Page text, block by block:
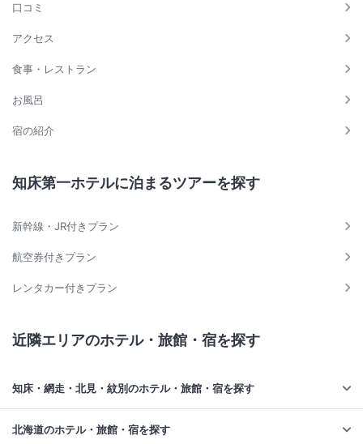
口コミ
アクセス
食事・レストラン
お風呂
宿の紹介
知床第一ホテルに泊まるツアーを探す
新幹線・JR付きプラン
航空券付きプラン
レンタカー付きプラン
近隣エリアのホテル・旅館・宿を探す
知床・網走・北見・紋別のホテル・旅館・宿を探す
北海道のホテル・旅館・宿を探す